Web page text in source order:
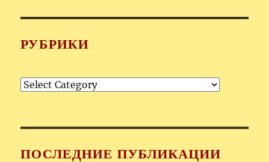
РУБРИКИ
Рубрики
ПОСЛЕДНИЕ ПУБЛИКАЦИИ